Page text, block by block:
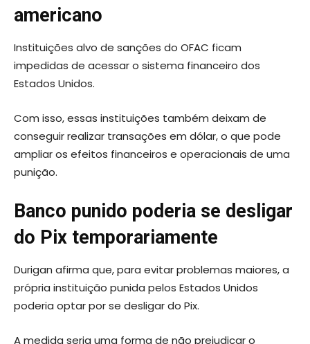
americano
Instituições alvo de sanções do OFAC ficam
impedidas de acessar o sistema financeiro dos
Estados Unidos.
Com isso, essas instituições também deixam de
conseguir realizar transações em dólar, o que pode
ampliar os efeitos financeiros e operacionais de uma
punição.
Banco punido poderia se desligar
do Pix temporariamente
Durigan afirma que, para evitar problemas maiores, a
própria instituição punida pelos Estados Unidos
poderia optar por se desligar do Pix.
A medida seria uma forma de não prejudicar o